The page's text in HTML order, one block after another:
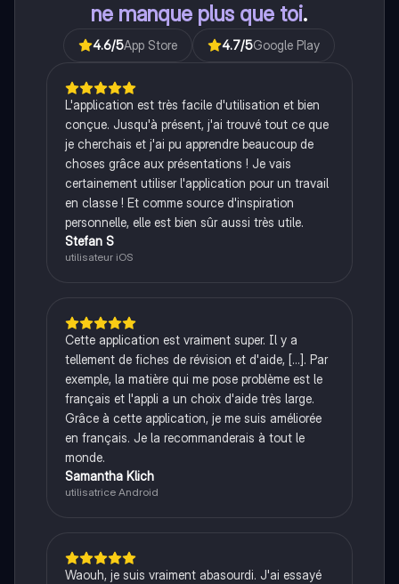
ne manque plus que toi.
4.6/5App Store 4.7/5Google Play
L'application est très facile d'utilisation et bien
conçue. Jusqu'à présent, j'ai trouvé tout ce que
je cherchais et j'ai pu apprendre beaucoup de
choses grâce aux présentations ! Je vais
certainement utiliser l'application pour un travail
en classe ! Et comme source d'inspiration
personnelle, elle est bien sûr aussi très utile.
Stefan S
utilisateur iOS
Cette application est vraiment super. Il y a
tellement de fiches de révision et d'aide, [...]. Par
exemple, la matière qui me pose problème est le
français et l'appli a un choix d'aide très large.
Grâce à cette application, je me suis améliorée
en français. Je la recommanderais à tout le
monde.
Samantha Klich
utilisatrice Android
Waouh, je suis vraiment abasourdi. J'ai essayé